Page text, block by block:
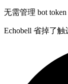
无需管理 bot
Echobell 省掉了触